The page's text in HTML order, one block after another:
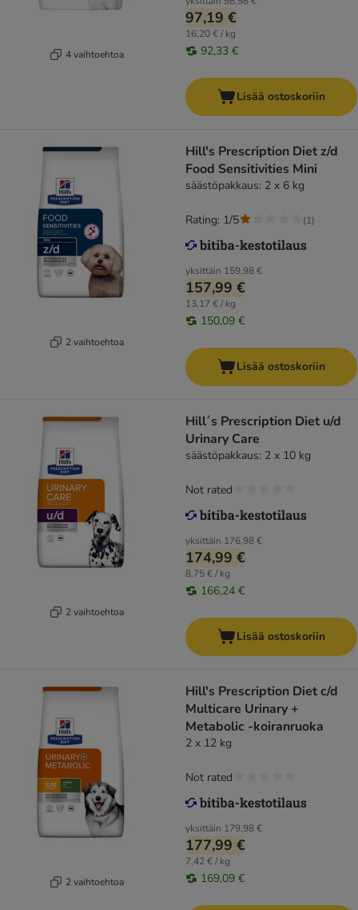
4 vaihtoehtoa
97,19 €
16,20 € / kg
92,33 €
Lisää ostoskoriin
2 vaihtoehtoa
Hill's Prescription Diet z/d
Food Sensitivities Mini
säästöpakkaus: 2 x 6 kg
yksittäin 159,98 €
157,99 €
13,17 € / kg
150,09 €
Rating: 1/5 (1)
Lisää ostoskoriin
2 vaihtoehtoa
Hill´s Prescription Diet u/d
Urinary Care
säästöpakkaus: 2 x 10 kg
yksittäin 176,98 €
174,99 €
8,75 € / kg
166,24 €
Not rated
Lisää ostoskoriin
2 vaihtoehtoa
Hill's Prescription Diet c/d
Multicare Urinary +
Metabolic -koiranruoka
2 x 12 kg
yksittäin 179,98 €
177,99 €
7,42 € / kg
169,09 €
Not rated